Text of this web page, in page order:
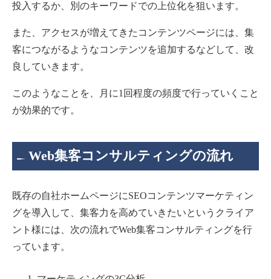
投入するか、別のキーワードでの上位化を狙います。
また、アクセスが増えてきたコンテンツページには、集
客につながるようなコンテンツを追加するなどして、改
良していきます。
このようなことを、月に1回程度の頻度で行っていくこと
が効果的です。
Web集客コンサルティングの流れ
既存の自社ホームページにSEOコンテンツマーケティン
グを導入して、集客力を高めていきたいというクライア
ント様には、次の流れでWeb集客コンサルティングを行
っています。